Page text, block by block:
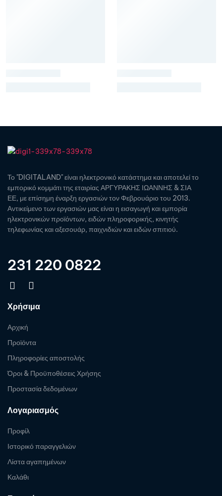
Το "DIGITALAND" είναι ηλεκτρονικό κατάστημα και αποτελεί το
εμπορικό κομμάτι της εταιρίας ΑΡΓΥΡΑΚΗΣ ΙΩΑΝΝΗΣ & ΣΙΑ
ΕΕ, με επίσημη έναρξη εργασιών τον Φεβρουάριο του 2013.
Αντικείμενο των εργασιών μας είναι η εισαγωγή και εμπορία
ηλεκτρονικών προϊόντων, ειδών πληροφορικής, κινητής
τηλεφωνίας και αξεσουάρ, παιχνιδιών και ειδών σπιτιού.
231 220 0822
Χρήσιμα
Αρχική
Προϊόντα
Πληροφορίες αποστολής
Όροι & Προϋποθέσεις Χρήσης
Προστασία δεδομένων
Λογαριασμός
Προφίλ
Ιστορικό παραγγελιών
Λίστα αγαπημένων
Καλάθι